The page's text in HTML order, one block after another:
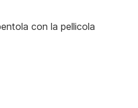
con la pellicola